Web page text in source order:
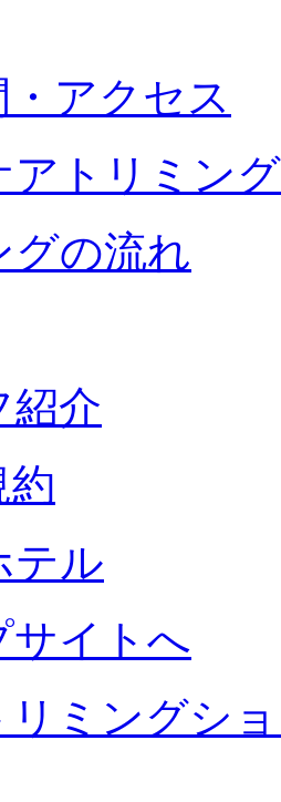
アクセス
アトリミング
グの流れ
紹介
約
テル
サイトへ
ミングシ